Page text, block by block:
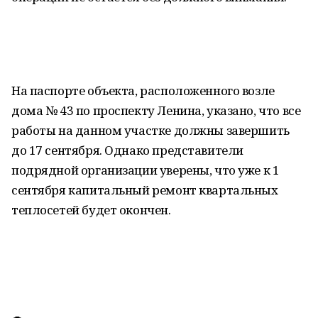
На паспорте объекта, расположенного возле
дома № 43 по проспекту Ленина, указано, что все
работы на данном участке должны завершить
до 17 сентября. Однако представители
подрядной организации уверены, что уже к 1
сентября капитальный ремонт квартальных
теплосетей будет окончен.